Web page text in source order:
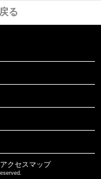
る
アクセスマップ